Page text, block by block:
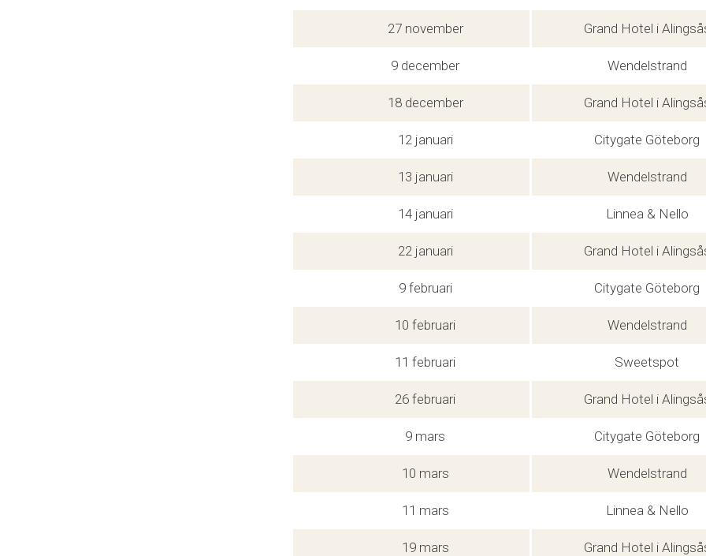
27 november Grand Hotel i
9 december Wendelstrand
18 december Grand Hotel i
12 januari Citygate Göteborg
13 januari Wendelstrand
14 januari Linnea & Nello
22 januari Grand Hotel i
9 februari Citygate Göteborg
10 februari Wendelstrand
11 februari Sweetspot
26 februari Grand Hotel i
9 mars Citygate Göteborg
10 mars Wendelstrand
11 mars Linnea & Nello
19 mars Grand Hotel i